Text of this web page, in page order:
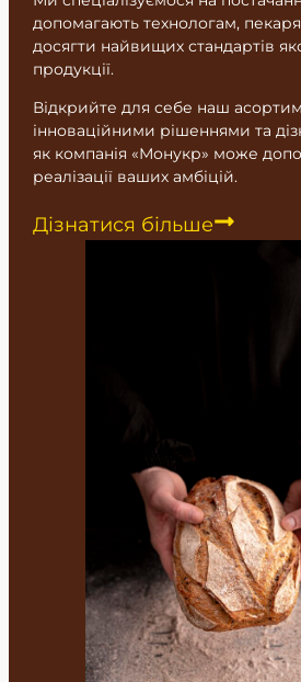
допомагають технологам,
досягти найвищих стандартів
продукції.
Відкрийте для себе наш
інноваційними рішеннями та
як компанія «Монукр» може
реалізації ваших амбіцій.
Дізнатися більше